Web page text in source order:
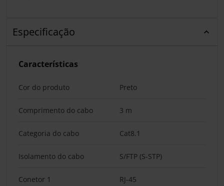
Especificação
Características
Cor do produto Preto
Comprimento do cabo 3 m
Categoria do cabo Cat8.1
Isolamento do cabo S/FTP (S-STP)
Conetor 1 RJ-45